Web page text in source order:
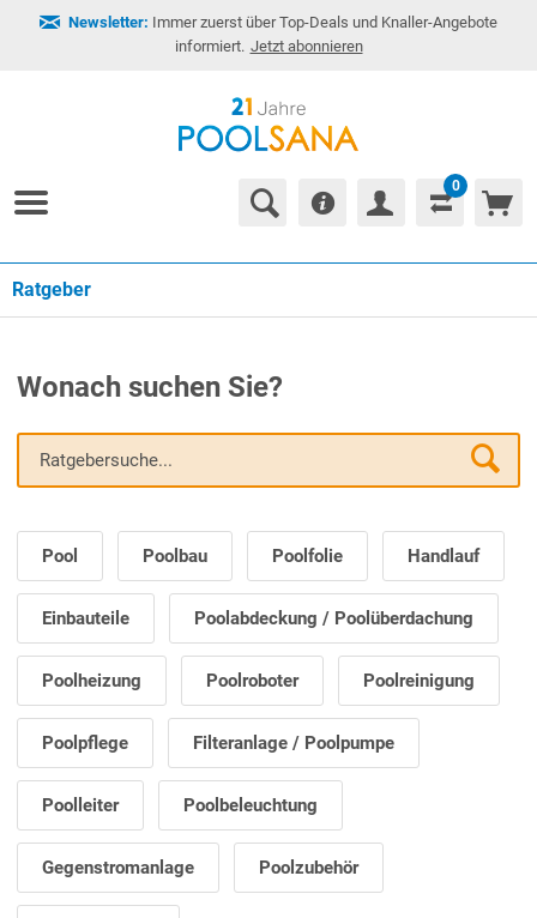
Newsletter: Immer zuerst über Top-Deals und Knaller-Angebote
informiert. Jetzt abonnieren
0
Ratgeber
Wonach suchen Sie?
Pool Poolbau Poolfolie Handlauf
Einbauteile Poolabdeckung / Poolüberdachung
Poolheizung Poolroboter Poolreinigung
Poolpflege Filteranlage / Poolpumpe
Poolleiter Poolbeleuchtung
Gegenstromanlage Poolzubehör